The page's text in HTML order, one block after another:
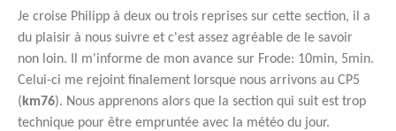
Je croise Philipp à deux ou trois reprises sur cette section, il a
du plaisir à nous suivre et c'est assez agréable de le savoir
non loin. Il m'informe de mon avance sur Frode: 10min, 5min.
Celui-ci me rejoint finalement lorsque nous arrivons au CP5
( km76). Nous apprenons alors que la section qui suit est trop
technique pour être empruntée avec la météo du jour.